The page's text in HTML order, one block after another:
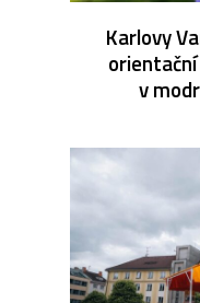
Karlovy
v